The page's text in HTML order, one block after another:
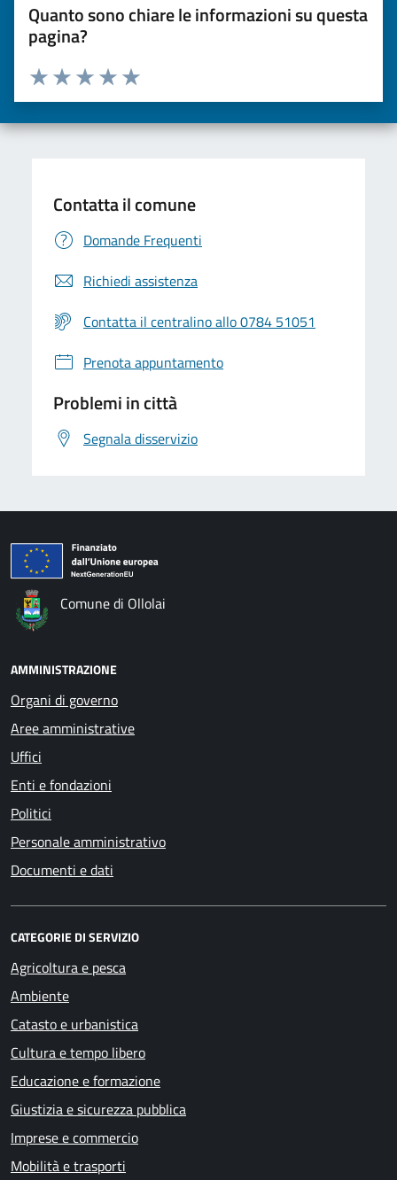
Quanto sono chiare le informazioni su questa
pagina?
Valuta da 1 a 5 stelle la pagina
Valuta 5 stelle su 5
Valuta 4 stelle su 5
Valuta 3 stelle su 5
Valuta 2 stelle su 5
Valuta una stella su 5
Contatta il comune
Domande Frequenti
Richiedi assistenza
Contatta il centralino allo 0784 51051
Prenota appuntamento
Problemi in città
Segnala disservizio
Comune di Ollolai
AMMINISTRAZIONE
Organi di governo
Aree amministrative
Uffici
Enti e fondazioni
Politici
Personale amministrativo
Documenti e dati
CATEGORIE DI SERVIZIO
Agricoltura e pesca
Ambiente
Catasto e urbanistica
Cultura e tempo libero
Educazione e formazione
Giustizia e sicurezza pubblica
Imprese e commercio
Mobilità e trasporti